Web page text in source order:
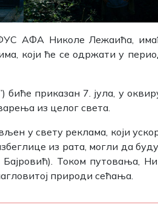
АФА Николе Лежаића,
који ће се одржати у
приказан 7. јула, у
из целог света.
у свету реклама, који
из рата, могли да
Током путовања,
природи сећања.